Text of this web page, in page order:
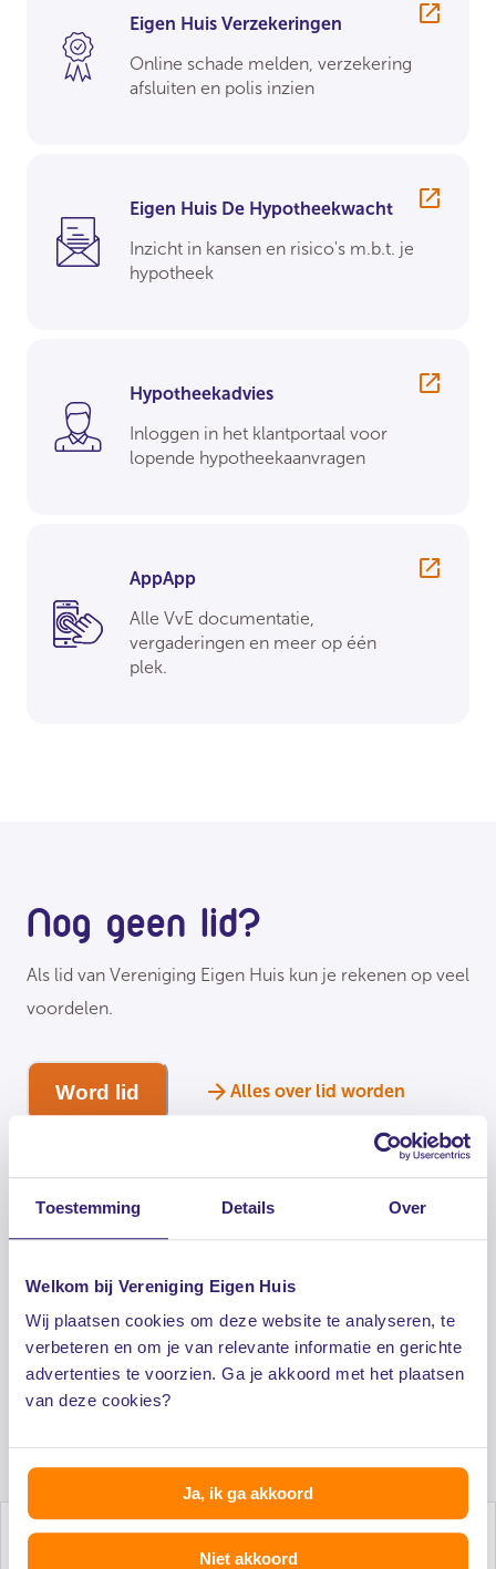
Toestemming Details Over
Welkom bij Vereniging Eigen Huis
Wij plaatsen cookies om deze website te analyseren, te
verbeteren en om je van relevante informatie en gerichte
advertenties te voorzien. Ga je akkoord met het plaatsen
van deze cookies?
Ja, ik ga akkoord
Niet akkoord
Eigen Huis Verzekeringen
Online schade melden, verzekering
afsluiten en polis inzien
Eigen Huis De Hypotheekwacht
Inzicht in kansen en risico's m.b.t. je
hypotheek
Hypotheekadvies
Inloggen in het klantportaal voor
lopende hypotheekaanvragen
AppApp
Alle VvE documentatie,
vergaderingen en meer op één
plek.
Nog geen lid?
Als lid van Vereniging Eigen Huis kun je rekenen op veel
voordelen.
Word lid Alles over lid worden
Toegang tot extra informatie zoals
Lagere woonlasten door collectieve inkoop
Exclusieve dienstverlening voor een aantrekkelijk